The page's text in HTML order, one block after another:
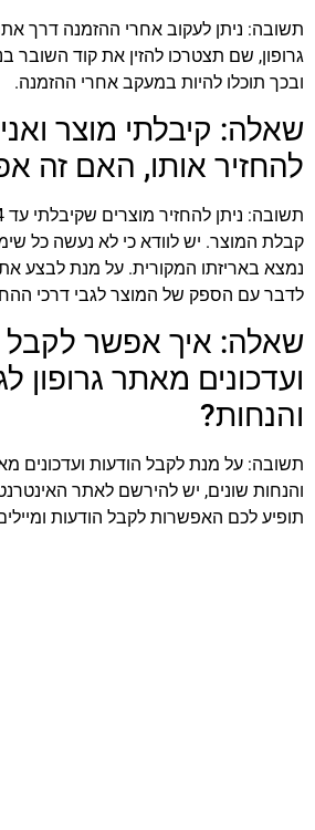
תשובה: ניתן לעקוב אחרי ההזמנה דרך
גרופון, שם תצטרכו להזין את קוד
ובכך תוכלו להיות במעקב אחרי ההזמנה.
שאלה: קיבלתי מוצר ואני
להחזיר אותו, האם זה
קבלת המוצר. יש לוודא כי לא נעשה כל
נמצא באריזתו המקורית. על מנת לבצע
לדבר עם הספק של המוצר לגבי דרכי
שאלה: איך אפשר לקבל
ועדכונים מאתר גרופון
והנחות?
תשובה: על מנת לקבל הודעות ועדכונים
והנחות שונים, יש להירשם לאתר
תופיע לכם האפשרות לקבל הודעות